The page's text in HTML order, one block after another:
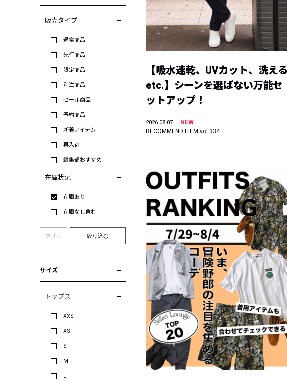
販売タイプ
通常商品
先行商品
限定商品
別注商品
セール商品
予約商品
新着アイテム
再入荷
編集部おすすめ
在庫状況
在庫あり
在庫なし含む
クリア 絞り込む
サイズ
トップス
XXS
XS
S
M
L
【吸水速乾、UVカット、洗える
etc.】シーンを選ばない万能セ
ットアップ！
2026.08.07
NEW
RECOMMEND ITEM vol.334